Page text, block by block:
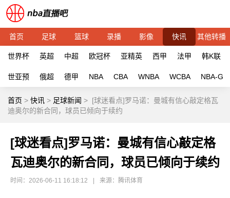
首页 足球 篮球 录播 影像 快讯 其他转播
世界杯 英超 中超 欧冠杯 亚精英 西甲 法甲 韩K联
世亚预 俄超 德甲 NBA CBA WNBA WCBA NBA-G
首页 > 快讯 > 足球新闻 > [球迷看点]罗马诺：曼城有信心敲定格瓦
迪奥尔的新合同，球员已倾向于续约
[球迷看点]罗马诺：曼城有信心敲定格
瓦迪奥尔的新合同，球员已倾向于续约
时间：2026-06-11 16:18:12 来源：腾讯体育